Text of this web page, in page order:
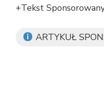
+Tekst
ARTYKUŁ